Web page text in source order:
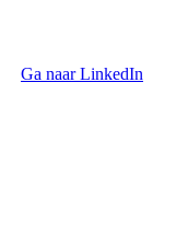
Ga naar LinkedIn